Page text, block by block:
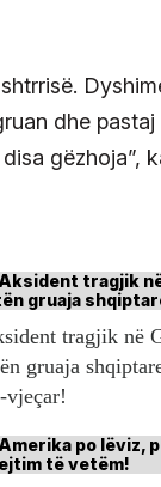
dhe
gëzhoja”,
tragjik në
gruaja
vjeçar!